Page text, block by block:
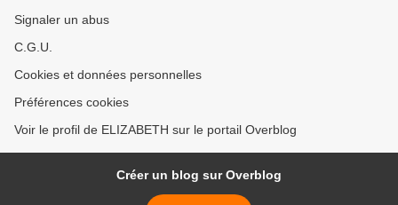
Signaler un abus
C.G.U.
Cookies et données personnelles
Préférences cookies
Voir le profil de ELIZABETH sur le portail Overblog
Créer un blog sur Overblog